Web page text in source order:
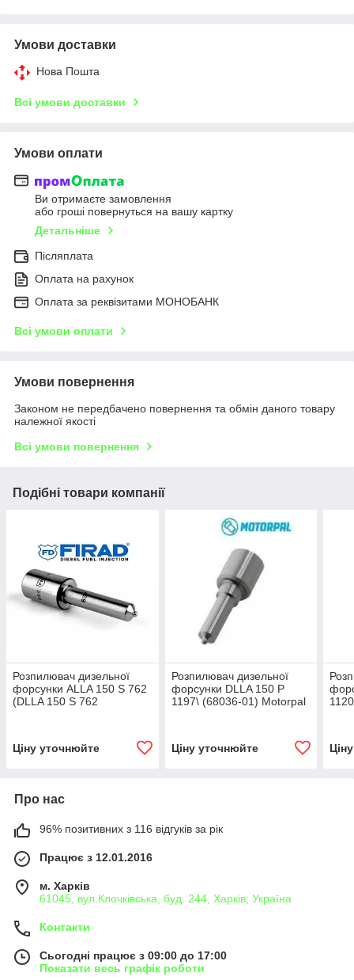
Умови доставки
Нова Пошта
Всі умови доставки
Умови оплати
Ви отримаєте замовлення
або гроші повернуться на вашу картку
Детальніше
Післяплата
Оплата на рахунок
Оплата за реквізитами МОНОБАНК
Всі умови оплати
Умови повернення
Законом не передбачено повернення та обмін даного товару
належної якості
Всі умови повернення
Подібні товари компанії
Розпилювач дизельної
форсунки ALLA 150 S 762
(DLLA 150 S 762
Ціну уточнюйте
Розпилювач дизельної
форсунки DLLA 150 P
1197\ (68036-01) Motorpal
Ціну уточнюйте
Про нас
96% позитивних з 116 відгуків за рік
Працює з 12.01.2016
м. Харків
61045, вул.Клочківська, буд. 244, Харків, Україна
Контакти
Сьогодні працює з 09:00 до 17:00
Показати весь графік роботи